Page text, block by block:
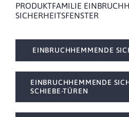
PRODUKTFAMILIE
SICHERHEITSFENSTER
EINBRUCHHEMMENDE
EINBRUCHHEMMENDE
SCHIEBE-TÜREN